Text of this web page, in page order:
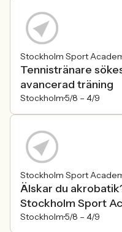
Stockholm Sport
Tennistränare
avancerad träning
Stockholm5/8 – 4/9
Stockholm Sport
Älskar du
Stockholm Sport
Stockholm5/8 – 4/9